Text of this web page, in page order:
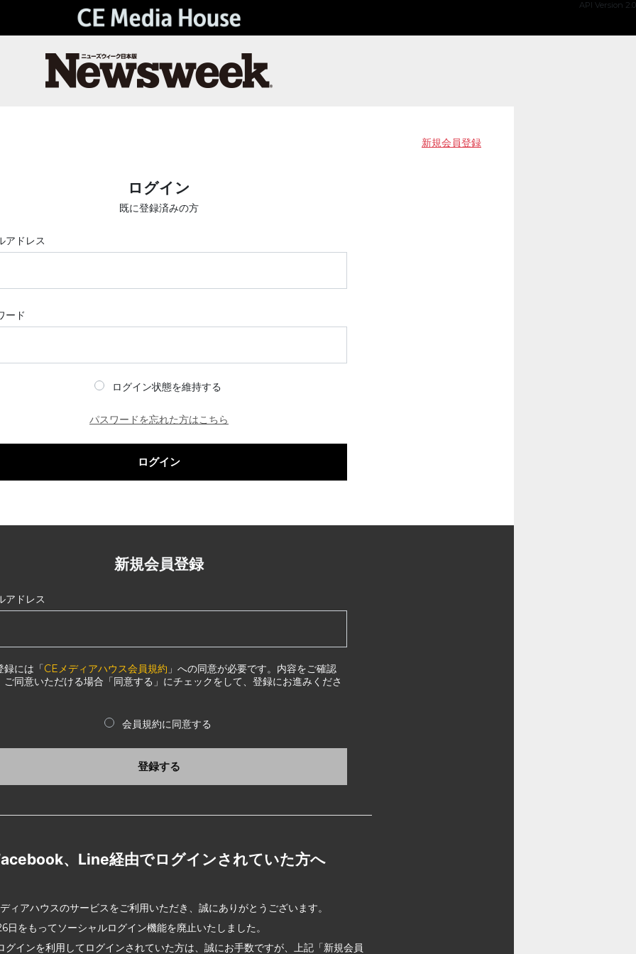
API Version 2.0
新規会員登録
ログイン
既に登録済みの方
アドレス
ード
ログイン状態を維持する
パスワードを忘れた方はこちら
ログイン
新規会員登録
アドレス
録には「CEメディアハウス会員規約 」への同意が必要です。内容をご確認
ご同意いただける場合「同意する」にチェックをして、登録にお進みくださ
会員規約に同意する
登録する
、Line経由でログインされていた方へ
ィアハウスのサービスをご利用いただき、誠にありがとうございます。
日をもってソーシャルログイン機能を廃止いたしました。
グインを利用してログインされていた方は、誠にお手数ですが、上記「新規会員